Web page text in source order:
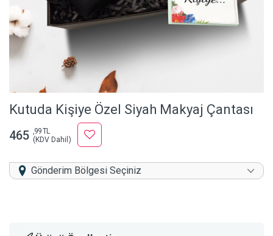
Kutuda Kişiye Özel Siyah Makyaj Çantası
465 ,99 TL
(KDV Dahil)
Gönderim Bölgesi Seçiniz